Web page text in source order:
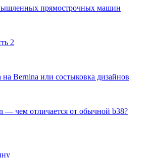
прямострочных машин
2
Bernina или состыковка дизайнов
— чем отличается от обычной b38?